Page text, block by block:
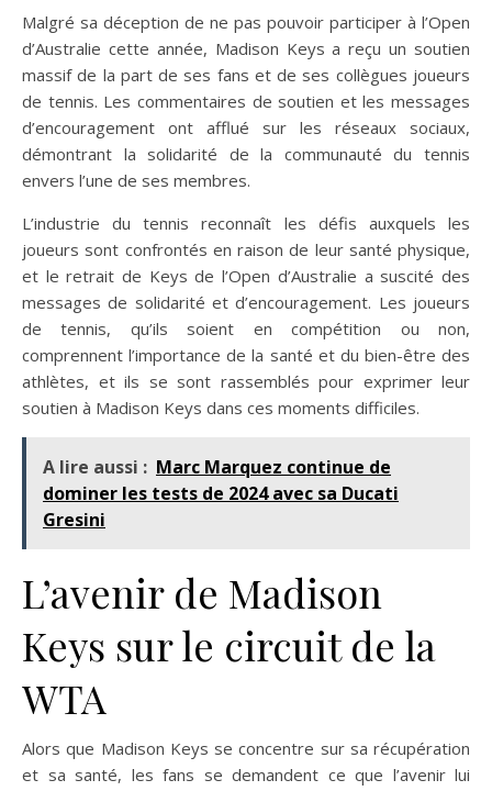
Malgré sa déception de ne pas pouvoir participer à l’Open
d’Australie cette année, Madison Keys a reçu un soutien
massif de la part de ses fans et de ses collègues joueurs
de tennis. Les commentaires de soutien et les messages
d’encouragement ont afflué sur les réseaux sociaux,
démontrant la solidarité de la communauté du tennis
envers l’une de ses membres.
L’industrie du tennis reconnaît les défis auxquels les
joueurs sont confrontés en raison de leur santé physique,
et le retrait de Keys de l’Open d’Australie a suscité des
messages de solidarité et d’encouragement. Les joueurs
de tennis, qu’ils soient en compétition ou non,
comprennent l’importance de la santé et du bien-être des
athlètes, et ils se sont rassemblés pour exprimer leur
soutien à Madison Keys dans ces moments difficiles.
A lire aussi : Marc Marquez continue de
dominer les tests de 2024 avec sa Ducati
Gresini
L’avenir de Madison
Keys sur le circuit de la
WTA
Alors que Madison Keys se concentre sur sa récupération
et sa santé, les fans se demandent ce que l’avenir lui